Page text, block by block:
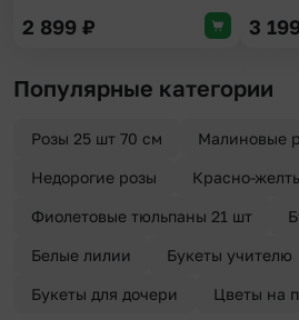
2 899 ₽ 3 199
Популярные категории
Розы 25 шт 70 см Малиновые
Недорогие розы Красно-
Фиолетовые тюльпаны 21 шт
Белые лилии Букеты учителю
Букеты для дочери Цветы на